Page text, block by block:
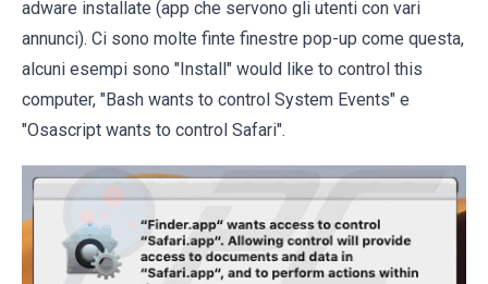
adware installate (app che servono gli utenti con vari
annunci). Ci sono molte finte finestre pop-up come questa,
alcuni esempi sono "Install" would like to control this
computer, "Bash wants to control System Events" e
"Osascript wants to control Safari".